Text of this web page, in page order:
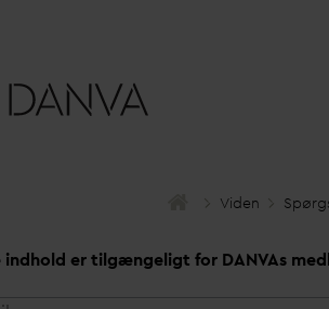
Viden
indhold er tilgængeligt for DANVAs